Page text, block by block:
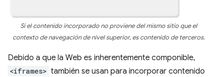
Si el contenido incorporado no proviene del mismo sitio que el
contexto de navegación de nivel superior, es contenido de terceros.
Debido a que la Web es inherentemente componible,
<iframes> también se usan para incorporar contenido